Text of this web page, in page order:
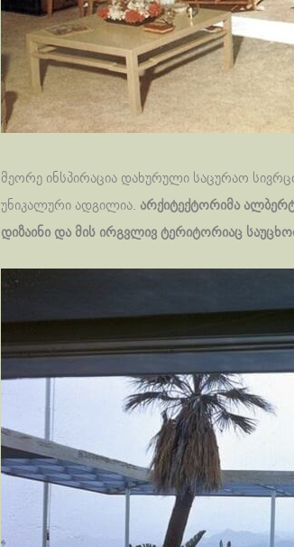
მეორე ინსპირაცია დახურული საცურაო
უნიკალური ადგილია. არქიტექტორიმა
დიზაინი და მის ირგვლივ ტერიტორიაც